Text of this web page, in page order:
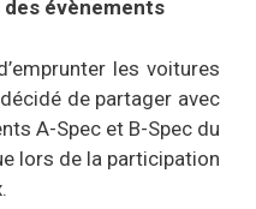
évènements
les voitures
de partager avec
A-Spec et B-Spec du
lors de la participation